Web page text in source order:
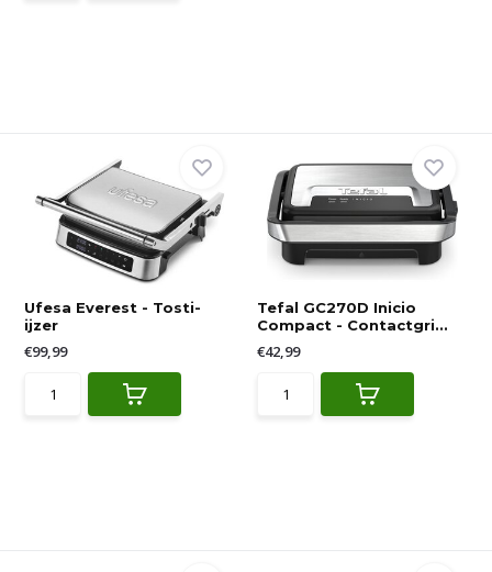
Ufesa Everest - Tosti-
ijzer
€99,99
Tefal GC270D Inicio
Compact - Contactgri...
€42,99